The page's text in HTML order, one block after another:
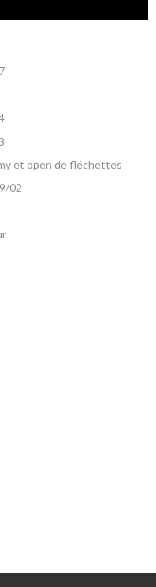
et open de fléchettes
02